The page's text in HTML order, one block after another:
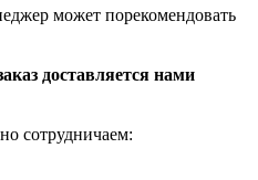
может порекомендовать
доставляется нами
сотрудничаем: